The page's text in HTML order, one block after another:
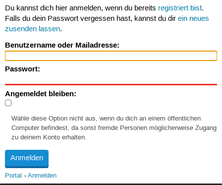
Du kannst dich hier anmelden, wenn du bereits registriert bist.
Falls du dein Passwort vergessen hast, kannst du dir ein neues
zusenden lassen.
Benutzername oder Mailadresse:
Passwort:
Angemeldet bleiben:
Wähle diese Option nicht aus, wenn du dich an einem öffentlichen
Computer befindest, da sonst fremde Personen möglicherweise Zugang
zu deinem Konto erhalten.
Portal Anmelden